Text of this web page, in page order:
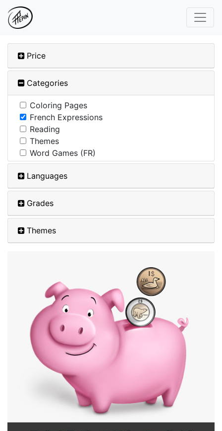
Price
Categories
Coloring Pages
French Expressions
Reading
Themes
Word Games (FR)
Languages
Grades
Themes